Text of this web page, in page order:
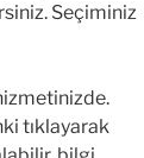
Seçiminiz
tıklayarak